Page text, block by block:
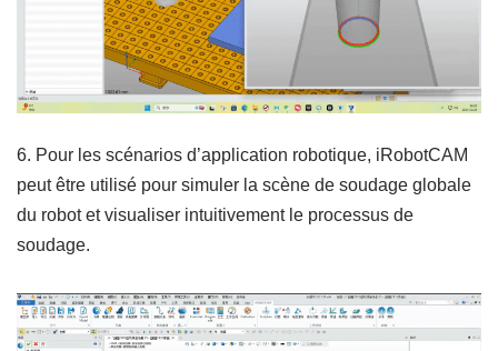
6. Pour les scénarios d’application robotique, iRobotCAM
peut être utilisé pour simuler la scène de soudage globale
du robot et visualiser intuitivement le processus de
soudage.